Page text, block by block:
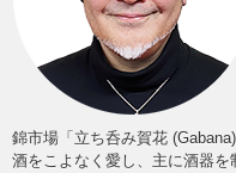
錦市場「立ち呑み賀花
酒をこよなく愛し、主に酒器を